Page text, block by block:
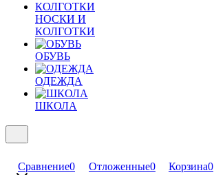
НОСКИ И
КОЛГОТКИ
ОБУВЬ
ОДЕЖДА
ШКОЛА
Сравнение0 Отложенные0 Корзина0